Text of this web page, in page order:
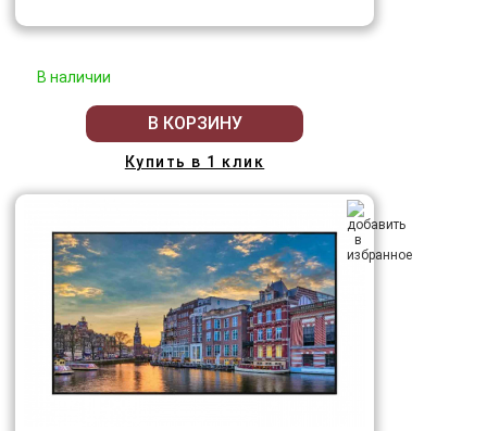
В наличии
В КОРЗИНУ
Купить в 1 клик